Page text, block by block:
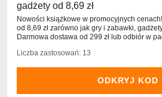
gadżety od 8,69 zł
Nowości książkowe w promocyjnych
od 8,69 zł zarówno jak gry i zabawki,
Darmowa dostawa od 299 zł lub odbiór w
Liczba zastosowań: 13
ODKRYJ KOD